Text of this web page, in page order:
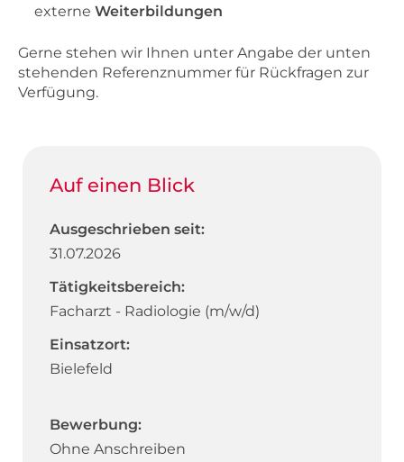
externe Weiterbildungen
Gerne stehen wir Ihnen unter Angabe der unten
stehenden Referenznummer für Rückfragen zur
Verfügung.
Auf einen Blick
Ausgeschrieben seit:
31.07.2026
Tätigkeitsbereich:
Facharzt - Radiologie (m/w/d)
Einsatzort:
Bielefeld
Bewerbung:
Ohne Anschreiben